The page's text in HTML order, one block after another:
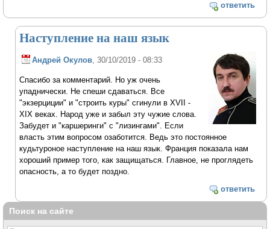
ответить
Наступление на наш язык
Андрей Окулов, 30/10/2019 - 08:33
Спасибо за комментарий. Но уж очень
упаднически. Не спеши сдаваться. Все
"экзерциции" и "строить куры" сгинули в XVII -
XIX веках. Народ уже и забыл эту чужие слова.
Забудет и "каршеринги" с "лизингами". Если
власть этим вопросом озаботится. Ведь это постоянное
кудьтуроное наступление на наш язык. Франция показала нам
хороший пример того, как защищаться. Главное, не проглядеть
опасность, а то будет поздно.
ответить
Поиск на сайте